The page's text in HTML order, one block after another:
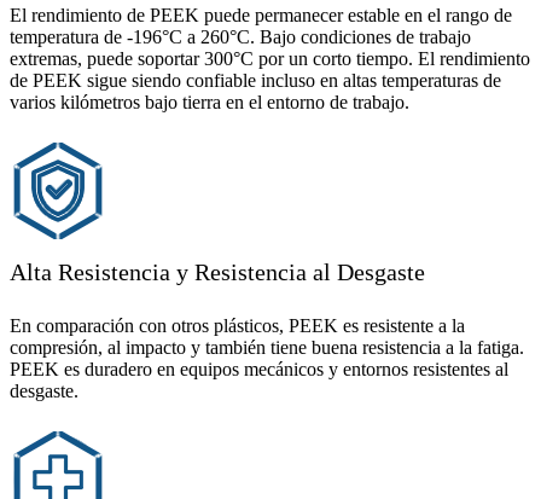
El rendimiento de PEEK puede permanecer estable en el rango de
temperatura de -196°C a 260°C. Bajo condiciones de trabajo
extremas, puede soportar 300°C por un corto tiempo. El rendimiento
de PEEK sigue siendo confiable incluso en altas temperaturas de
varios kilómetros bajo tierra en el entorno de trabajo.
Alta Resistencia y Resistencia al Desgaste
En comparación con otros plásticos, PEEK es resistente a la
compresión, al impacto y también tiene buena resistencia a la fatiga.
PEEK es duradero en equipos mecánicos y entornos resistentes al
desgaste.